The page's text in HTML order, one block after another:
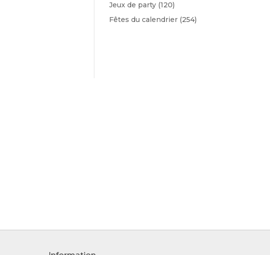
Jeux de party (120)
Fêtes du calendrier (254)